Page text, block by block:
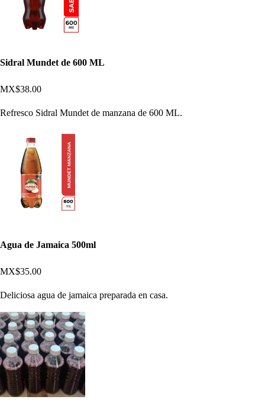
Sidral Mundet de 600 ML
MX$38.00
Refresco Sidral Mundet de manzana de 600 ML.
Agua de Jamaica 500ml
MX$35.00
Deliciosa agua de jamaica preparada en casa.